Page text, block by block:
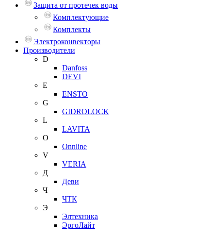
Защита от протечек воды
Комплектующие
Комплекты
Электроконвекторы
Производители
D
Danfoss
DEVI
E
ENSTO
G
GIDROLOCK
L
LAVITA
O
Onnline
V
VERIA
Д
Деви
Ч
ЧТК
Э
Элтехника
ЭргоЛайт